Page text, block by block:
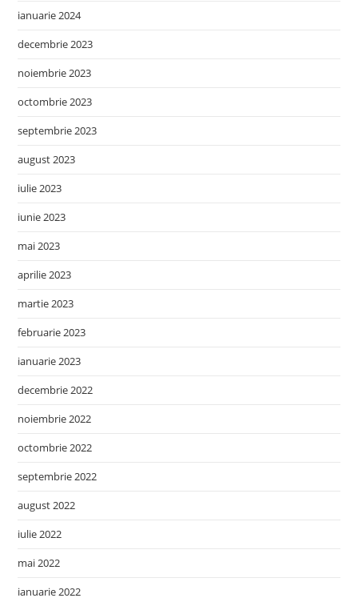
ianuarie 2024
decembrie 2023
noiembrie 2023
octombrie 2023
septembrie 2023
august 2023
iulie 2023
iunie 2023
mai 2023
aprilie 2023
martie 2023
februarie 2023
ianuarie 2023
decembrie 2022
noiembrie 2022
octombrie 2022
septembrie 2022
august 2022
iulie 2022
mai 2022
ianuarie 2022